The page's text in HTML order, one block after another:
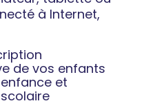
à Internet,
de vos enfants
et